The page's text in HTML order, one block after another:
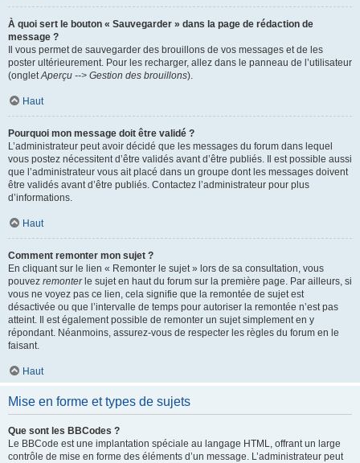
À quoi sert le bouton « Sauvegarder » dans la page de rédaction de
message ?
Il vous permet de sauvegarder des brouillons de vos messages et de les
poster ultérieurement. Pour les recharger, allez dans le panneau de l’utilisateur
(ongletAperçu --> Gestion des brouillons).
Haut
Pourquoi mon message doit être validé ?
L’administrateur peut avoir décidé que les messages du forum dans lequel
vous postez nécessitent d’être validés avant d’être publiés. Il est possible aussi
que l’administrateur vous ait placé dans un groupe dont les messages doivent
être validés avant d’être publiés. Contactez l’administrateur pour plus
d’informations.
Haut
Comment remonter mon sujet ?
En cliquant sur le lien « Remonter le sujet » lors de sa consultation, vous
pouvez remonterle sujet en haut du forum sur la première page. Par ailleurs, si
vous ne voyez pas ce lien, cela signifie que la remontée de sujet est
désactivée ou que l’intervalle de temps pour autoriser la remontée n’est pas
atteint. Il est également possible de remonter un sujet simplement en y
répondant. Néanmoins, assurez-vous de respecter les règles du forum en le
faisant.
Haut
Mise en forme et types de sujets
Que sont les BBCodes ?
Le BBCode est une implantation spéciale au langage HTML, offrant un large
contrôle de mise en forme des éléments d’un message. L’administrateur peut